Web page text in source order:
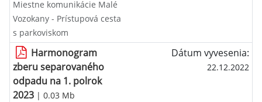
Miestne komunikácie Malé
Vozokany - Prístupová cesta
s parkoviskom
Harmonogram
zberu separovaného
odpadu na 1. polrok
2023 | 0.03 Mb
Dátum vyvesenia:
22.12.2022